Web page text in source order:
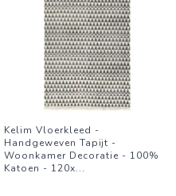
Kelim Vloerkleed -
Handgeweven Tapijt -
Woonkamer Decoratie - 100%
Katoen - 120x...